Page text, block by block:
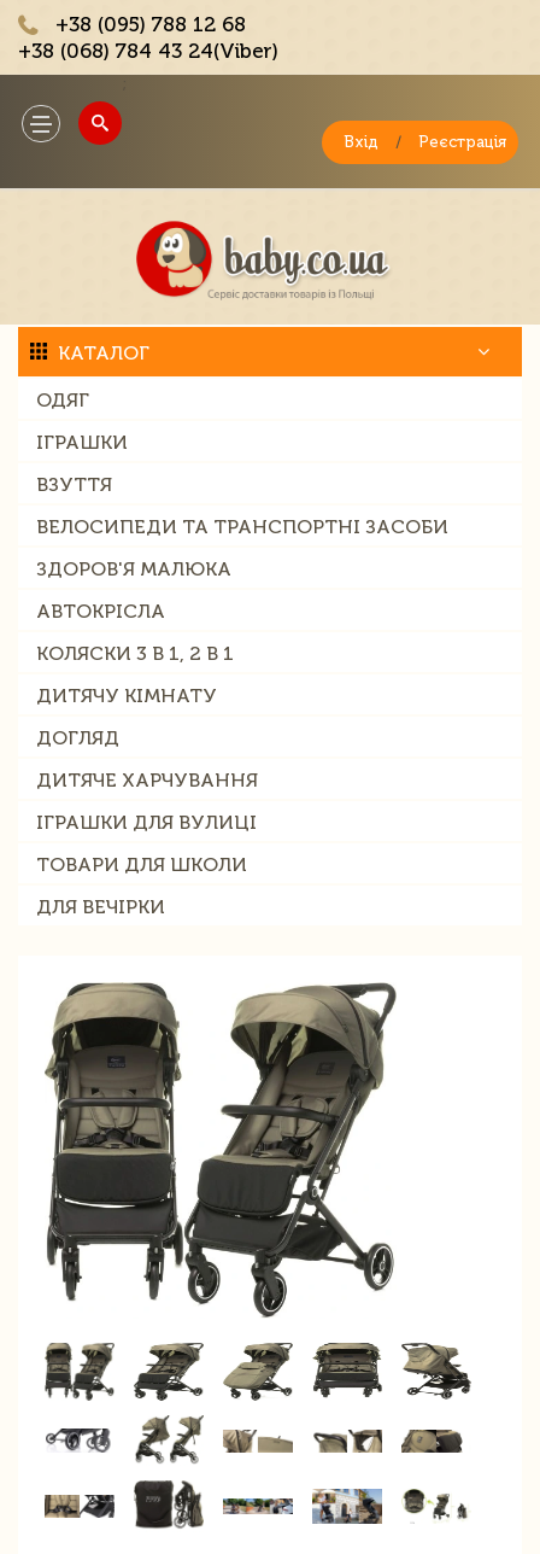
+38 (095) 788 12 68
+38 (068) 784 43 24(Viber)
Toggle
navigation
Вхід / Реєстрація
КАТАЛОГ
ОДЯГ
ІГРАШКИ
ВЗУТТЯ
ВЕЛОСИПЕДИ ТА ТРАНСПОРТНІ ЗАСОБИ
ЗДОРОВ'Я МАЛЮКА
АВТОКРІСЛА
КОЛЯСКИ 3 В 1, 2 В 1
ДИТЯЧУ КІМНАТУ
ДОГЛЯД
ДИТЯЧЕ ХАРЧУВАННЯ
ІГРАШКИ ДЛЯ ВУЛИЦІ
ТОВАРИ ДЛЯ ШКОЛИ
ДЛЯ ВЕЧІРКИ